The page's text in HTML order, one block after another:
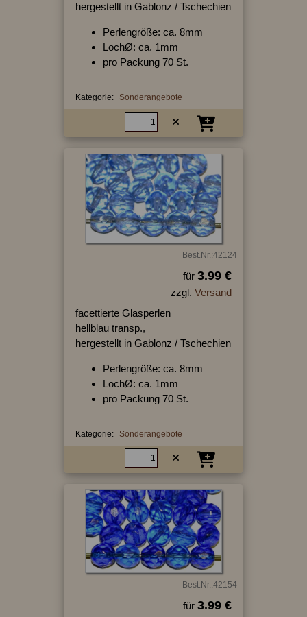
hergestellt in Gablonz / Tschechien
Perlengröße: ca. 8mm
LochØ: ca. 1mm
pro Packung 70 St.
Kategorie: Sonderangebote
Best.Nr.:42124
für 3.99 €
zzgl. Versand
facettierte Glasperlen
hellblau transp.,
hergestellt in Gablonz / Tschechien
Perlengröße: ca. 8mm
LochØ: ca. 1mm
pro Packung 70 St.
Kategorie: Sonderangebote
Best.Nr.:42154
für 3.99 €